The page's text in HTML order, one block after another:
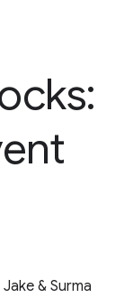
& Surma